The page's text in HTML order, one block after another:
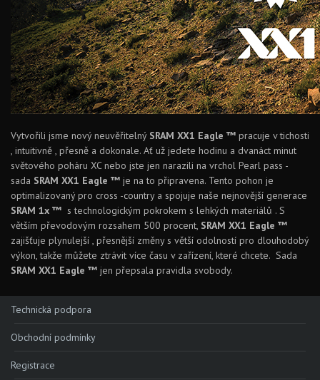
Rival AXS E1
Force XPLR AXS E1
Rival XPLR AXS E1
Force eTap AXS Iridescent
Force eTap AXS
Rival eTap AXS
Apex eTap AXS
XPLR AXS
Red eTap
Red22/Red
Force22/Force
Rival 1
Rival22/Rival
Vytvořili jsme nový neuvěřitelný SRAM XX1 Eagle ™ pracuje v tichosti
, intuitivně , přesně a dokonale. Ať už jedete hodinu a dvanáct minut
světového poháru XC nebo jste jen narazili na vrchol Pearl pass -
sada SRAM XX1 Eagle ™ je na to připravena. Tento pohon je
optimalizovaný pro cross -country a spojuje naše nejnovější generace
SRAM 1x ™ s technologickým pokrokem s lehkých materiálů . S
větším převodovým rozsahem 500 procent, SRAM XX1 Eagle ™
zajišťuje plynulejší , přesnější změny s větší odolností pro dlouhodobý
výkon, takže můžete ztrávit více času v zařízení, které chcete. Sada
SRAM XX1 Eagle ™ jen přepsala pravidla svobody.
Technická podpora
Obchodní podmínky
Registrace